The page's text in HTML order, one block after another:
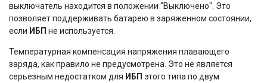
выключатель находится в положении "Выключено". Это
позволяет поддерживать батарею в заряженном состоянии,
если ИБП не используется.
Температурная компенсация напряжения плавающего
заряда, как правило не предусмотрена. Это не является
серьезным недостатком для ИБП этого типа по двум